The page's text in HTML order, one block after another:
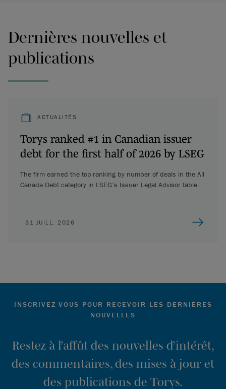
Dernières nouvelles et
publications
ACTUALITÉS
Torys ranked #1 in Canadian issuer
debt for the first half of 2026 by LSEG
The firm earned the top ranking by number of deals in the All
Canada Debt category in LSEG’s Issuer Legal Advisor table.
31 JUILL. 2026
INSCRIVEZ-VOUS POUR RECEVOIR LES DERNIÈRES
NOUVELLES
Restez à l’affût des nouvelles d’intérêt,
des commentaires, des mises à jour et
des publications de Torys.